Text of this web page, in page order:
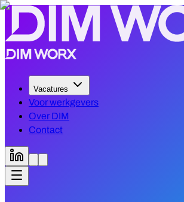
Vacatures
Voor werkgevers
Over DIM
Contact